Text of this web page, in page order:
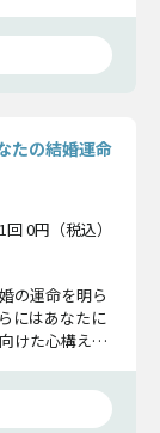
たの結婚運命
1回 0円（税込）
の運命を明ら
にはあなたに
けた心構えを